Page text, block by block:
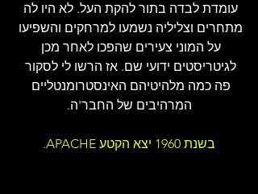
עומדת לבדה בתור להקת העל. לא היו לה
מתחרים וצליליה נשמעו למרחקים והשפיעו
על המוני צעירים שהפכו לאחר מכן
לגיטריסטים ידועי שם. אז הרשו לי לסקור
פה כמה מלהיטיהם האינסטרומנטליים
המרהיבים של החבר'ה.
בשנת 1960 יצא הקטע APACHE.